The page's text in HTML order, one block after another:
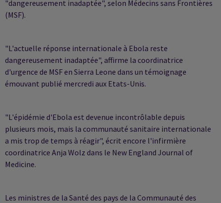
"dangereusement inadaptée", selon Médecins sans Frontières
(MSF).
"L'actuelle réponse internationale à Ebola reste
dangereusement inadaptée", affirme la coordinatrice
d'urgence de MSF en Sierra Leone dans un témoignage
émouvant publié mercredi aux Etats-Unis.
"L'épidémie d'Ebola est devenue incontrôlable depuis
plusieurs mois, mais la communauté sanitaire internationale
a mis trop de temps à réagir", écrit encore l'infirmière
coordinatrice Anja Wolz dans le New England Journal of
Medicine.
Les ministres de la Santé des pays de la Communauté des